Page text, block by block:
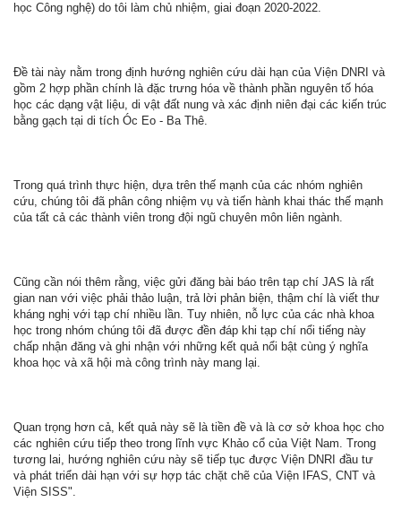
học Công nghệ) do tôi làm chủ nhiệm, giai đoạn 2020-2022.
Đề tài này nằm trong định hướng nghiên cứu dài hạn của Viện DNRI và
gồm 2 hợp phần chính là đặc trưng hóa về thành phần nguyên tố hóa
học các dạng vật liệu, di vật đất nung và xác định niên đại các kiến trúc
bằng gạch tại di tích Óc Eo - Ba Thê.
Trong quá trình thực hiện, dựa trên thế mạnh của các nhóm nghiên
cứu, chúng tôi đã phân công nhiệm vụ và tiến hành khai thác thế mạnh
của tất cả các thành viên trong đội ngũ chuyên môn liên ngành.
Cũng cần nói thêm rằng, việc gửi đăng bài báo trên tạp chí JAS là rất
gian nan với việc phải thảo luận, trả lời phản biện, thậm chí là viết thư
kháng nghị với tạp chí nhiều lần. Tuy nhiên, nỗ lực của các nhà khoa
học trong nhóm chúng tôi đã được đền đáp khi tạp chí nổi tiếng này
chấp nhận đăng và ghi nhận với những kết quả nổi bật cùng ý nghĩa
khoa học và xã hội mà công trình này mang lại.
Quan trọng hơn cả, kết quả này sẽ là tiền đề và là cơ sở khoa học cho
các nghiên cứu tiếp theo trong lĩnh vực Khảo cổ của Việt Nam. Trong
tương lai, hướng nghiên cứu này sẽ tiếp tục được Viện DNRI đầu tư
và phát triển dài hạn với sự hợp tác chặt chẽ của Viện IFAS, CNT và
Viện SISS".